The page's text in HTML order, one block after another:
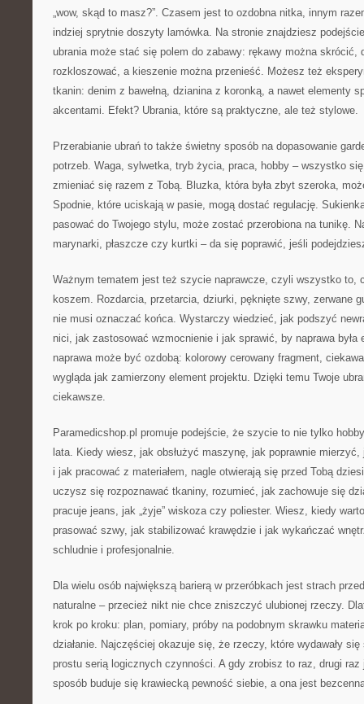
„wow, skąd to masz?”. Czasem jest to ozdobna nitka, innym
indziej sprytnie doszyty lamówka. Na stronie znajdziesz
ubrania może stać się polem do zabawy: rękawy można skrócić,
rozkloszować, a kieszenie można przenieść. Możesz też
tkanin: denim z bawełną, dzianina z koronką, a nawet elementy
akcentami. Efekt? Ubrania, które są praktyczne, ale też stylowe.
Przerabianie ubrań to także świetny sposób na dopasowanie
potrzeb. Waga, sylwetka, tryb życia, praca, hobby – wszystko
zmieniać się razem z Tobą. Bluzka, która była zbyt szeroka,
Spodnie, które uciskają w pasie, mogą dostać regulację.
pasować do Twojego stylu, może zostać przerobiona na tunikę.
marynarki, płaszcze czy kurtki – da się poprawić, jeśli
Ważnym tematem jest też szycie naprawcze, czyli wszystko to,
koszem. Rozdarcia, przetarcia, dziurki, pęknięte szwy, zerwane
nie musi oznaczać końca. Wystarczy wiedzieć, jak podszyć
nici, jak zastosować wzmocnienie i jak sprawić, by naprawa była
naprawa może być ozdobą: kolorowy cerowany fragment,
wygląda jak zamierzony element projektu. Dzięki temu Twoje
ciekawsze.
Paramedicshop.pl promuje podejście, że szycie to nie tylko
lata. Kiedy wiesz, jak obsłużyć maszynę, jak poprawnie
i jak pracować z materiałem, nagle otwierają się przed Tobą
uczysz się rozpoznawać tkaniny, rozumieć, jak zachowuje się
pracuje jeans, jak „żyje” wiskoza czy poliester. Wiesz, kiedy
prasować szwy, jak stabilizować krawędzie i jak wykańczać
schludnie i profesjonalnie.
Dla wielu osób największą barierą w przeróbkach jest strach
naturalne – przecież nikt nie chce zniszczyć ulubionej rzeczy.
krok po kroku: plan, pomiary, próby na podobnym skrawku
działanie. Najczęściej okazuje się, że rzeczy, które wydawały
prostu serią logicznych czynności. A gdy zrobisz to raz, drugi
sposób buduje się krawiecką pewność siebie, a ona jest